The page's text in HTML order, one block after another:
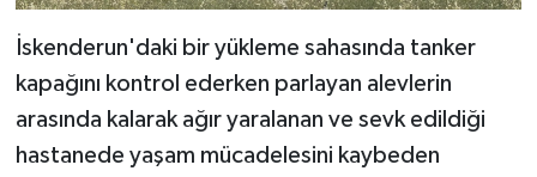
İskenderun'daki bir yükleme sahasında tanker
kapağını kontrol ederken parlayan alevlerin
arasında kalarak ağır yaralanan ve sevk edildiği
hastanede yaşam mücadelesini kaybeden